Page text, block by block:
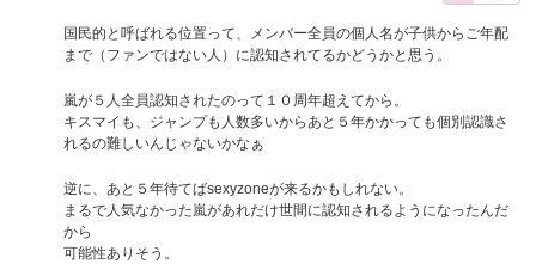
国民的と呼ばれる位置って、メンバー全員の個人名が子供からご年配
まで（ファンではない人）に認知されてるかどうかと思う。
嵐が５人全員認知されたのって１０周年超えてから。
キスマイも、ジャンプも人数多いからあと５年かかっても個別認識さ
れるの難しいんじゃないかなぁ
逆に、あと５年待てばsexyzoneが来るかもしれない。
まるで人気なかった嵐があれだけ世間に認知されるようになったんだ
から
可能性ありそう。